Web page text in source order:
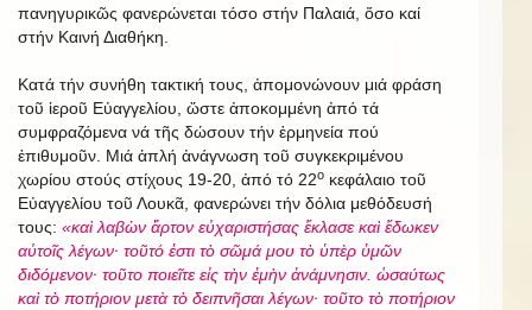
πανηγυρικῶς φανερώνεται τόσο στήν Παλαιά, ὅσο καί
στήν Καινή Διαθήκη.
Κατά τήν συνήθη τακτική τους, ἀπομονώνουν μιά φράση
τοῦ ἱεροῦ Εὐαγγελίου, ὥστε ἀποκομμένη ἀπό τά
συμφραζόμενα νά τῆς δώσουν τήν ἑρμηνεία πού
ἐπιθυμοῦν. Μιά ἁπλή ἀνάγνωση τοῦ συγκεκριμένου
χωρίου στούς στίχους 19-20, ἀπό τό 22ο κεφάλαιο τοῦ
Εὐαγγελίου τοῦ Λουκᾶ, φανερώνει τήν δόλια μεθόδευσή
τους: «καὶ λαβὼν ἄρτον εὐχαριστήσας ἔκλασε καὶ ἔδωκεν
αὐτοῖς λέγων· τοῦτό ἐστι τὸ σῶμά μου τὸ ὑπὲρ ὑμῶν
διδόμενον· τοῦτο ποιεῖτε εἰς τὴν ἐμὴν ἀνάμνησιν. ὡσαύτως
καὶ τὸ ποτήριον μετὰ τὸ δειπνῆσαι λέγων· τοῦτο τὸ ποτήριον